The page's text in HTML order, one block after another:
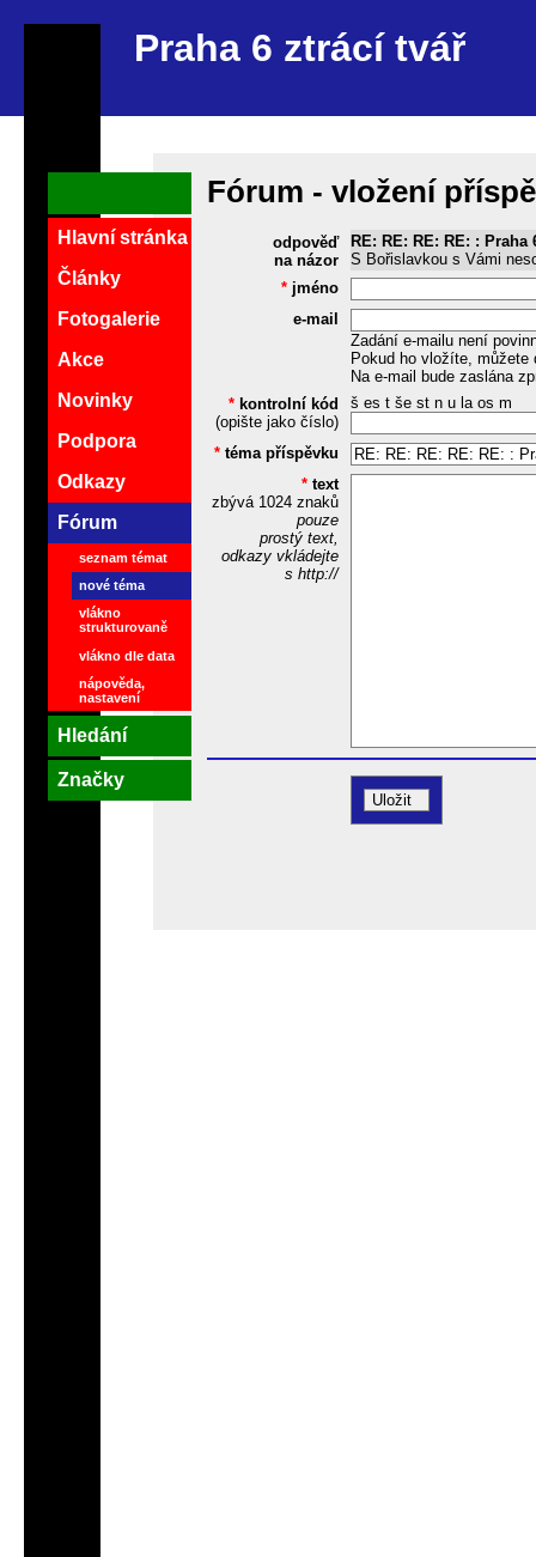
Praha 6 ztrácí tvář
Fórum - vložení
odpověď
na názor
RE: RE: RE: RE: : Praha
S Bořislavkou s Vámi
* jméno
e-mail
Zadání e-mailu není
Pokud ho vložíte,
Na e-mail bude zaslána
* kontrolní kód
(opište jako číslo)
š es t še st n u la os m
* téma příspěvku
* text
zbývá 1024znaků
pouze
prostý text,
odkazy vkládejte
s http://
Hlavní stránka
Články
Fotogalerie
Akce
Novinky
Podpora
Odkazy
Fórum
seznam témat
nové téma
vlákno
strukturovaně
vlákno dle data
nápověda,
nastavení
Hledání
Značky